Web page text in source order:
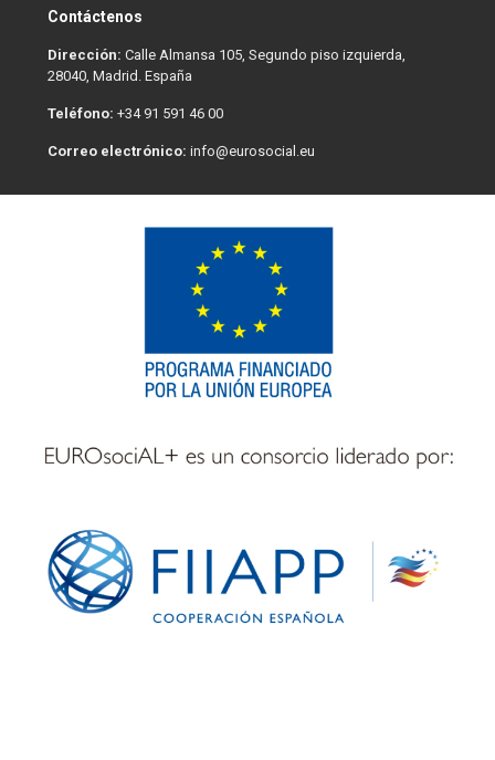
Contáctenos
Dirección: Calle Almansa 105, Segundo piso izquierda,
28040, Madrid. España
Teléfono: +34 91 591 46 00
Correo electrónico: info@eurosocial.eu